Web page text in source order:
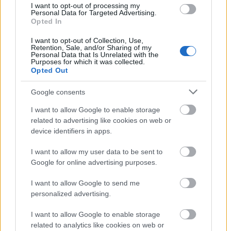
I want to opt-out of processing my
Personal Data for Targeted Advertising.
Opted In
I want to opt-out of Collection, Use,
Retention, Sale, and/or Sharing of my
Personal Data that Is Unrelated with the
Purposes for which it was collected.
Opted Out
Google consents
I want to allow Google to enable storage
related to advertising like cookies on web or
device identifiers in apps.
I want to allow my user data to be sent to
Google for online advertising purposes.
I want to allow Google to send me
personalized advertising.
I want to allow Google to enable storage
related to analytics like cookies on web or
Δείτε περισσότερες πληροφορίες ή κάντε την
κράτησή σας el.aegeanair.com